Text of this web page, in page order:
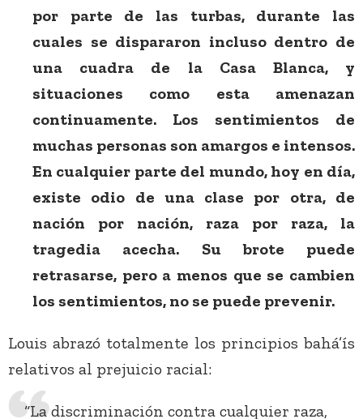
por parte de las turbas, durante las
cuales se dispararon incluso dentro de
una cuadra de la Casa Blanca, y
situaciones como esta amenazan
continuamente. Los sentimientos de
muchas personas son amargos e intensos.
En cualquier parte del mundo, hoy en día,
existe odio de una clase por otra, de
nación por nación, raza por raza, la
tragedia acecha. Su brote puede
retrasarse, pero a menos que se cambien
los sentimientos, no se puede prevenir.
Louis abrazó totalmente los principios bahá’ís
relativos al prejuicio racial:
“La discriminación contra cualquier raza,